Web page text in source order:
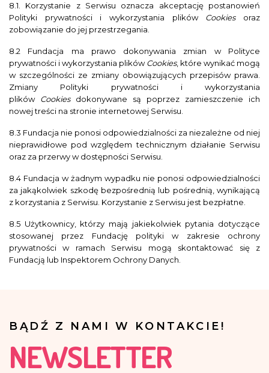
8.1. Korzystanie z Serwisu oznacza akceptację postanowień
Polityki prywatności i wykorzystania plików Cookiesoraz
zobowiązanie do jej przestrzegania.
8.2 Fundacja ma prawo dokonywania zmian w Polityce
prywatności i wykorzystania plikówCookies, które wynikać mogą
w szczególności ze zmiany obowiązujących przepisów prawa.
Zmiany Polityki prywatności i wykorzystania
plików Cookiesdokonywane są poprzez zamieszczenie ich
nowej treści na stronie internetowej Serwisu.
8.3 Fundacja nie ponosi odpowiedzialności za niezależne od niej
nieprawidłowe pod względem technicznym działanie Serwisu
oraz za przerwy w dostępności Serwisu.
8.4 Fundacja w żadnym wypadku nie ponosi odpowiedzialności
za jakąkolwiek szkodę bezpośrednią lub pośrednią, wynikającą
z korzystania z Serwisu. Korzystanie z Serwisu jest bezpłatne.
8.5 Użytkownicy, którzy mają jakiekolwiek pytania dotyczące
stosowanej przez Fundację polityki w zakresie ochrony
prywatności w ramach Serwisu mogą skontaktować się z
Fundacją lub Inspektorem Ochrony Danych.
BĄDŹ Z NAMI W KONTAKCIE!
NEWSLETTER